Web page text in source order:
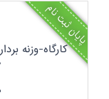
پایان ثبت نام